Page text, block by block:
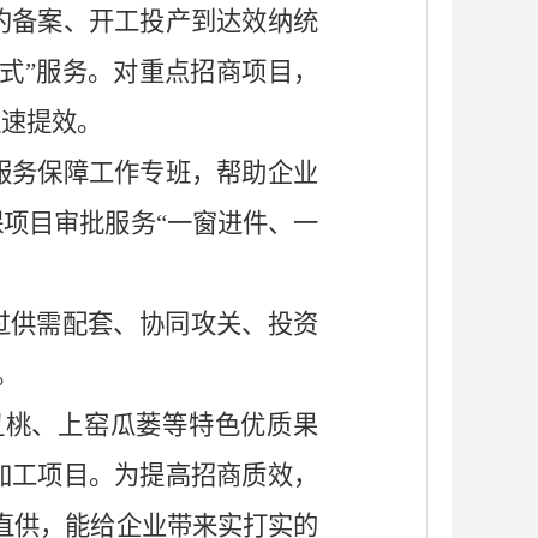
案、开工投产到达效纳统
”服务。对重点招商项目，
提效。
保障工作专班，帮助企业
目审批服务“一窗进件、一
供需配套、协同攻关、投资
、上窑瓜蒌等特色优质果
项目。为提高招商质效，
供，能给企业带来实打实的